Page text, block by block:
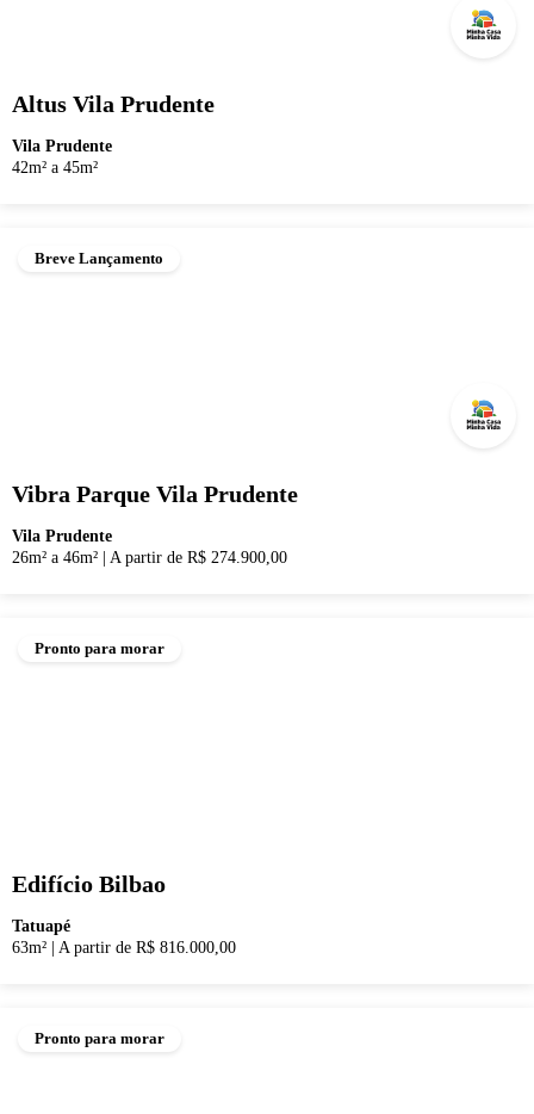
Altus Vila Prudente
Vila Prudente
42m² a 45m²
Breve Lançamento
Vibra Parque Vila Prudente
Vila Prudente
26m² a 46m²
A partir de R$ 274.900,00
Pronto para morar
Edifício Bilbao
Tatuapé
63m²
A partir de R$ 816.000,00
Pronto para morar